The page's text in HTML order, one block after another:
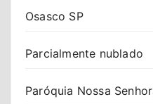
Osasco SP
Parcialmente nublado
Paróquia Nossa